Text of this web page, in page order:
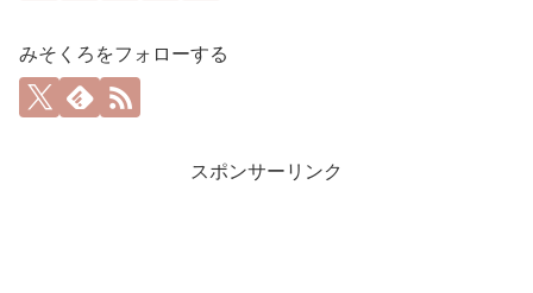
みそくろをフォローする
スポンサーリンク